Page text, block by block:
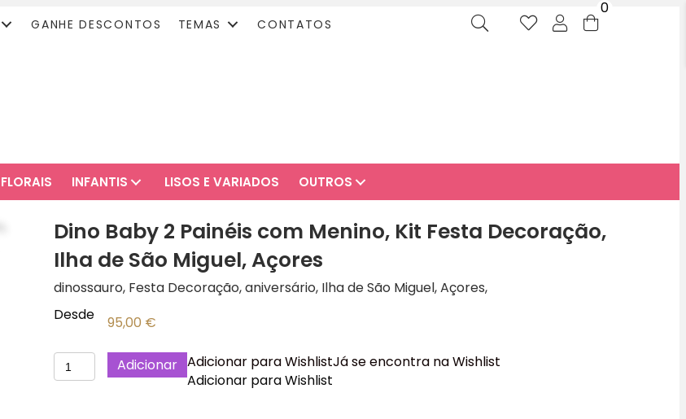
GANHE DESCONTOS TEMAS CONTATOS
0
FLORAIS INFANTIS LISOS E VARIADOS OUTROS
Dino Baby 2 Painéis com Menino, Kit Festa Decoração,
Ilha de São Miguel, Açores
dinossauro, Festa Decoração, aniversário, Ilha de São Miguel, Açores,
Desde
95,00 €
Quantidade
de
Adicionar Adicionar para WishlistJá se encontra na Wishlist
Adicionar para Wishlist